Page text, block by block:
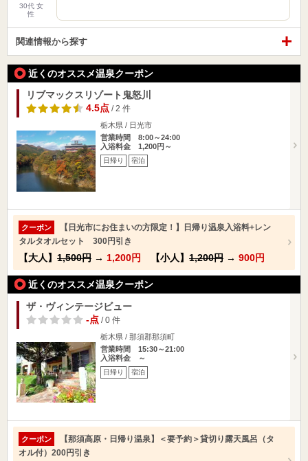
30代 女
性
関連情報から探す
近くのオススメ温泉クーポン
リブマックスリゾート鬼怒川
4.5点/ 2 件
栃木県 / 日光市
営業時間 8:00～24:00
入浴料金 1,200円～
日帰り 宿泊
クーポン
【日光市にお住まいの方限定！】日帰り温泉入浴料+レン
タルタオルセット 300円引き
【大人】 1,500円 → 1,200円 【小人】 1,200円 → 900円
近くのオススメ温泉クーポン
ザ・ヴィンテージビュー
-点/ 0 件
栃木県 / 那須郡那須町
営業時間 15:30～21:00
入浴料金 ～
日帰り 宿泊
クーポン
【那須高原・日帰り温泉】＜要予約＞貸切り露天風呂（タ
オル付）200円引き